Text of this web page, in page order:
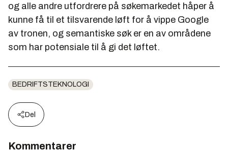
og alle andre utfordrere på søkemarkedet håper å
kunne få til et tilsvarende løft for å vippe Google
av tronen, og semantiske søk er en av områdene
som har potensiale til å gi det løftet.
BEDRIFTSTEKNOLOGI
Del
Kommentarer